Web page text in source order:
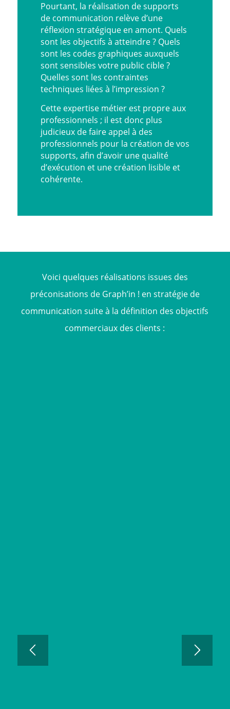
Pourtant, la réalisation de supports
de communication relève d’une
réflexion stratégique en amont. Quels
sont les objectifs à atteindre ? Quels
sont les codes graphiques auxquels
sont sensibles votre public cible ?
Quelles sont les contraintes
techniques liées à l’impression ?
Cette expertise métier est propre aux
professionnels ; il est donc plus
judicieux de faire appel à des
professionnels pour la création de vos
supports, afin d’avoir une qualité
d’exécution et une création lisible et
cohérente.
Voici quelques réalisations issues des
préconisations de Graph’in ! en stratégie de
communication suite à la définition des objectifs
commerciaux des clients :